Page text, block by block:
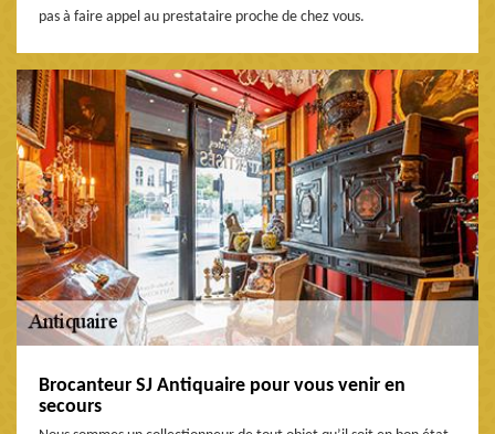
pas à faire appel au prestataire proche de chez vous.
Brocanteur SJ Antiquaire pour vous venir en
secours